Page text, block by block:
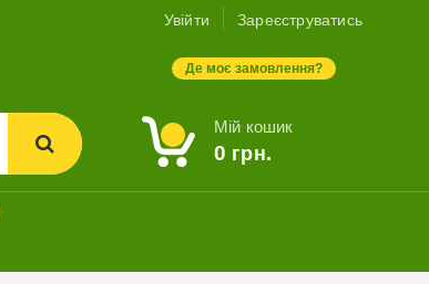
Увійти Зареєструватись
Де моє замовлення?
Мій кошик
0 грн.